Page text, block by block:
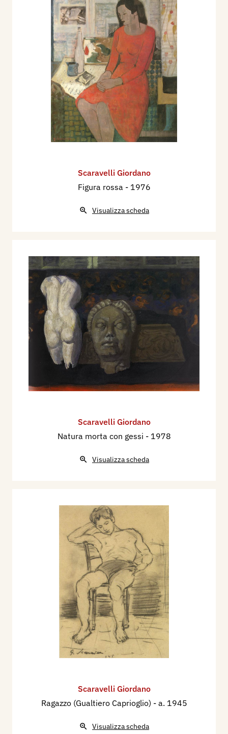
Scaravelli Giordano
Figura rossa - 1976
Visualizza scheda
Scaravelli Giordano
Natura morta con gessi - 1978
Visualizza scheda
Scaravelli Giordano
Ragazzo (Gualtiero Caprioglio) - a. 1945
Visualizza scheda